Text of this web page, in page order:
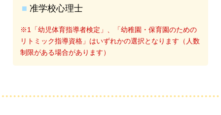
■ 准学校心理士
※1「幼児体育指導者検定」、「幼稚園・保育園のための
リトミック指導資格」はいずれかの選択となります（人数
制限がある場合があります）